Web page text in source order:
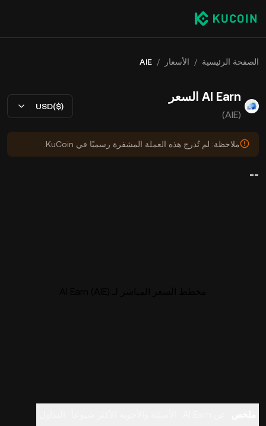
الصفحة الرئيسية / الأسعار /
AIE
AI Earn السعر
(AIE)
USD($)
ملاحظة: لم تُدرج هذه العملة المشفرة رسميًا في KuCoin.
--